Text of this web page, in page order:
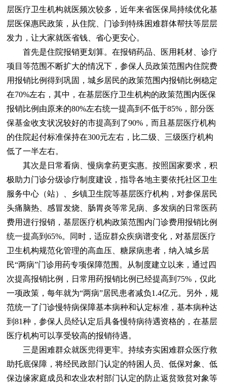
层医疗卫生机构就医频次较多，近年来省医保局持续优化基
层医保惠民政策，从住院、门诊到特殊困难群体帮扶等层层
发力，让大家就医省钱、省心更安心。
首先是住院报销更划算。在报销药品、医用耗材、诊疗
项目等范围不断扩大的情况下，参保人员政策范围内住院费
用报销比例得到巩固，城乡居民的政策范围内报销比例稳定
在70%左右，其中，在基层医疗卫生机构的政策范围内医保
报销比例由原来的80%左右统一提高到不低于85%，部分医
保基金收支状况较好的市提高到了90%，而且基层医疗机构
的住院起付标准保持在300元左右，比二级、三级医疗机构
低了一半左右。
其次是日常看病、慢病拿药更实惠。按照国家要求，积
极助力门诊分级诊疗制度建设，指导各地主要依托社区卫生
服务中心（站）、乡镇卫生院等基层医疗机构，对参保居民
头痛脑热、感冒发烧、肠胃炎等常见病、多发病的日常医药
费用进行报销，基层医疗机构政策范围内门诊费用报销比例
统一提高到65%。同时，适应群众疾病谱变化，对基层医疗
卫生机构规范化管理的高血压、糖尿病患者，纳入城乡居
民“两病”门诊用药专项保障范围。从制度建立以来，通过四
次提高报销比例，日常用药报销比例已经提高到75%，仅此
一项政策，每年就为“两病”居民患者减负1.4亿元。另外，规
范统一了门诊慢特病保障基本病种和认定标准，基本病种达
到81种，参保人员经认定后具备慢特病待遇资格的，在基层
医疗机构可以享受较高的报销待遇。
三是困难群众就医兜得更牢。持续夯实困难群众医疗救
助托底保障，将经民政部门认定的特困人员、低保对象、低
保边缘家庭成员和农业农村部门认定的防止返贫致贫对象等